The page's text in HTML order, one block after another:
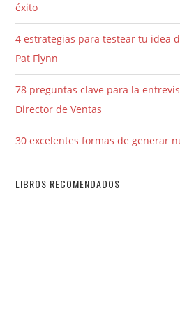
éxito
4 estrategias para testear tu idea
Pat Flynn
78 preguntas clave para la
Director de Ventas
30 excelentes formas de generar
LIBROS RECOMENDADOS